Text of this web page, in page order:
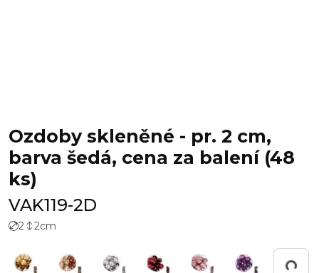
Ozdoby skleněné - pr. 2 cm,
barva šedá, cena za balení (48
ks)
VAK119-2D
2 2cm
Pracuji...